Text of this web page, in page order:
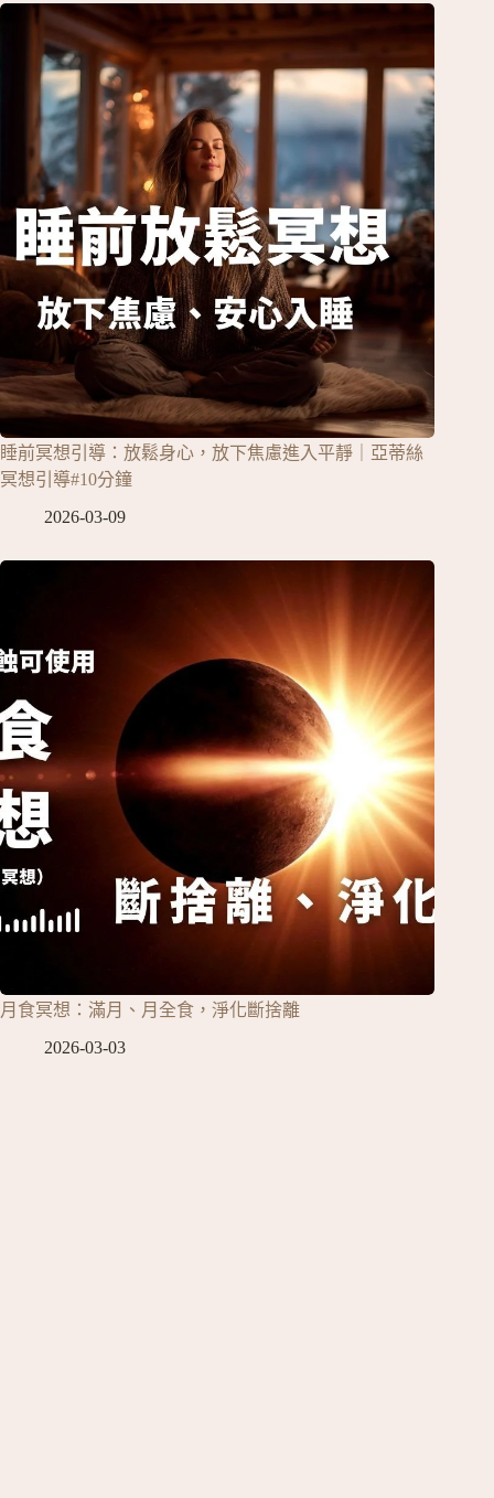
睡前冥想引導：放鬆身心，放下焦慮進入平靜｜亞蒂絲
冥想引導#10分鐘
2026-03-09
月食冥想：滿月、月全食，淨化斷捨離
2026-03-03